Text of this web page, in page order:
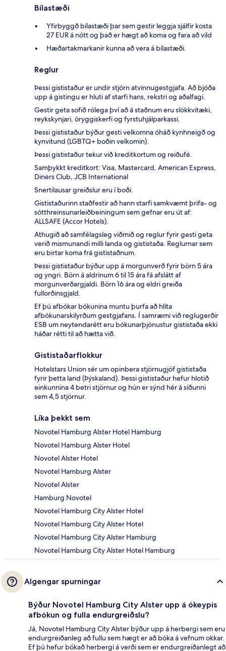
Bílastæði
Yfirbyggð bílastæði þar sem gestir leggja sjálfir kosta
27 EUR á nótt og það er hægt að koma og fara að vild
Hæðartakmarkanir kunna að vera á bílastæði.
Reglur
Þessi gististaður er undir stjórn atvinnugestgjafa. Að bjóða
upp á gistingu er hluti af starfi hans, rekstri og aðalfagi.
Gestir geta sofið rólega því að á staðnum eru slökkvitæki,
reykskynjari, öryggiskerfi og fyrstuhjálparkassi.
Þessi gististaður býður gesti velkomna óháð kynhneigð og
kynvitund (LGBTQ+ boðin velkomin).
Þessi gististaður tekur við kreditkortum og reiðufé.
Samþykkt kreditkort: Visa, Mastercard, American Express,
Diners Club, JCB International
Snertilausar greiðslur eru í boði.
Gististaðurinn staðfestir að hann starfi samkvæmt þrifa- og
sótthreinsunarleiðbeiningum sem gefnar eru út af:
ALLSAFE (Accor Hotels).
Athugið að samfélagsleg viðmið og reglur fyrir gesti geta
verið mismunandi milli landa og gististaða. Reglurnar sem
eru birtar koma frá gististaðnum.
Þessi gististaður býður upp á morgunverð fyrir börn 5 ára
og yngri. Börn á aldrinum 6 til 15 ára fá afslátt af
morgunverðargjaldi. Börn 16 ára og eldri greiða
fullorðinsgjald.
Ef þú afbókar bókunina muntu þurfa að hlíta
afbókunarskilyrðum gestgjafans. Í samræmi við reglugerðir
ESB um neytendarétt eru bókunarþjónustur gististaða ekki
háðar rétti til að hætta við.
Gististaðarflokkur
Hotelstars Union sér um opinbera stjörnugjöf gististaða
fyrir þetta land (Þýskaland). Þessi gististaður hefur hlotið
einkunnina 4 betri stjörnur og hún er sýnd hér á síðunni
sem 4,5 stjörnur.
Líka þekkt sem
Novotel Hamburg Alster Hotel Hamburg
Novotel Hamburg Alster Hotel
Novotel Alster Hotel
Novotel Hamburg Alster
Novotel Alster
Hamburg Novotel
Novotel Hamburg City Alster Hotel
Novotel Hamburg City Alster Hotel
Novotel Hamburg City Alster Hamburg
Novotel Hamburg City Alster Hotel Hamburg
Algengar spurningar
Býður Novotel Hamburg City Alster upp á ókeypis
afbókun og fulla endurgreiðslu?
Já, Novotel Hamburg City Alster býður upp á herbergi sem eru
endurgreiðanleg að fullu sem hægt er að bóka á vefnum okkar.
Ef þú hefur bókað herbergi á verði sem er endurgreiðanlegt að